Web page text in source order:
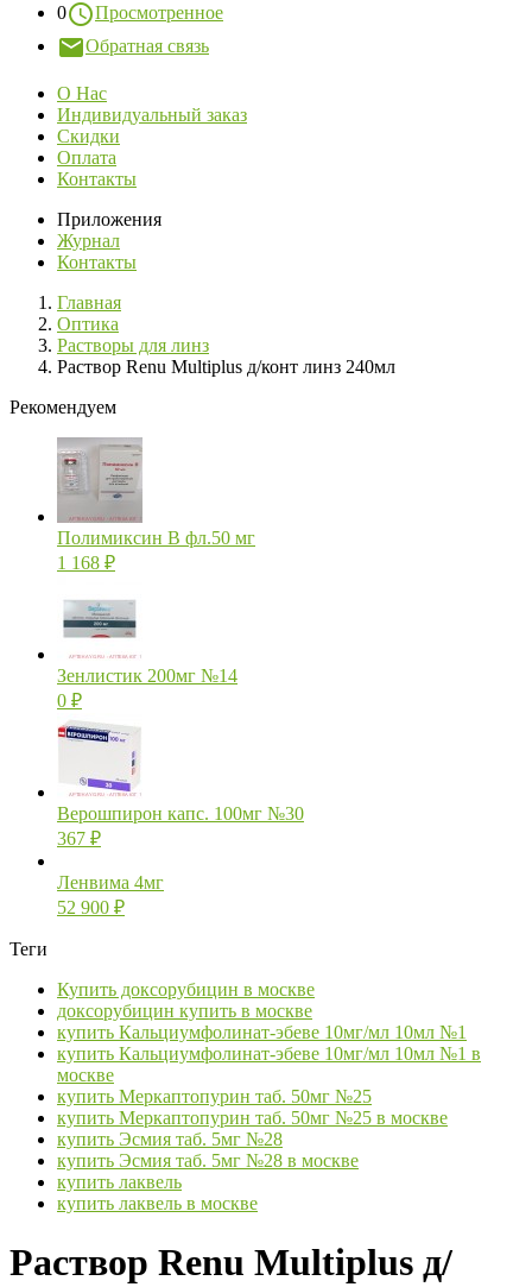
0
Просмотренное
Обратная связь
О Нас
Индивидуальный заказ
Скидки
Оплата
Контакты
Приложения
Журнал
Контакты
Главная
Оптика
Растворы для линз
Раствор Renu Multiplus д/конт линз 240мл
Рекомендуем
Полимиксин В фл.50 мг
1 168 ₽
Зенлистик 200мг №14
0 ₽
Верошпирон капс. 100мг №30
367 ₽
Ленвима 4мг
52 900 ₽
Теги
Купить доксорубицин в москве
доксорубицин купить в москве
купить Кальциумфолинат-эбеве 10мг/мл 10мл №1
купить Кальциумфолинат-эбеве 10мг/мл 10мл №1 в
москве
купить Меркаптопурин таб. 50мг №25
купить Меркаптопурин таб. 50мг №25 в москве
купить Эсмия таб. 5мг №28
купить Эсмия таб. 5мг №28 в москве
купить лаквель
купить лаквель в москве
Раствор Renu Multiplus д/